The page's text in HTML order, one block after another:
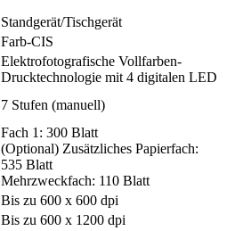
Standgerät/Tischgerät
Farb-CIS
Elektrofotografische Vollfarben-
Drucktechnologie mit 4 digitalen LED
7 Stufen (manuell)
Fach 1: 300 Blatt
(Optional) Zusätzliches Papierfach:
535 Blatt
Mehrzweckfach: 110 Blatt
Bis zu 600 x 600 dpi
Bis zu 600 x 1200 dpi